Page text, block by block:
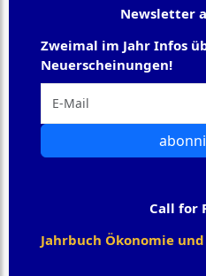
Newsletter
Zweimal im Jahr Infos
Neuerscheinungen!
Call for
Jahrbuch Ökonomie